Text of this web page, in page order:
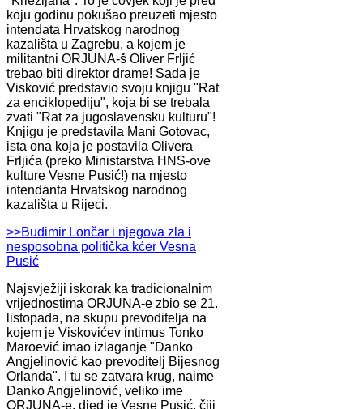
koju godinu pokušao preuzeti mjesto
intendata Hrvatskog narodnog
kazališta u Zagrebu, a kojem je
militantni ORJUNA-š Oliver Frljić
trebao biti direktor drame! Sada je
Visković predstavio svoju knjigu "Rat
za enciklopediju", koja bi se trebala
zvati "Rat za jugoslavensku kulturu"!
Knjigu je predstavila Mani Gotovac,
ista ona koja je postavila Olivera
Frljića (preko Ministarstva HNS-ove
kulture Vesne Pusić!) na mjesto
intendanta Hrvatskog narodnog
kazališta u Rijeci.
>>Budimir Lončar i njegova zla i
nesposobna politička kćer Vesna
Pusić
Najsvježiji iskorak ka tradicionalnim
vrijednostima ORJUNA-e zbio se 21.
listopada, na skupu prevoditelja na
kojem je Viskovićev intimus Tonko
Maroević imao izlaganje "Danko
Angjelinović kao prevoditelj Bijesnog
Orlanda". I tu se zatvara krug, naime
Danko Angjelinović, veliko ime
ORJUNA-e, djed je Vesne Pusić, čiji